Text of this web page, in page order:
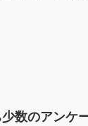
数のアン